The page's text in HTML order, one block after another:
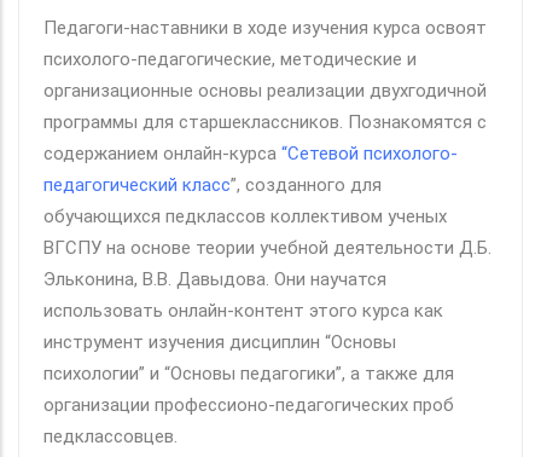
Педагоги-наставники в ходе изучения курса освоят
психолого-педагогические, методические и
организационные основы реализации двухгодичной
программы для старшеклассников. Познакомятся с
содержанием онлайн-курса “Сетевой психолого-
педагогический класс”, созданного для
обучающихся педклассов коллективом ученых
ВГСПУ на основе теории учебной деятельности Д.Б.
Эльконина, В.В. Давыдова. Они научатся
использовать онлайн-контент этого курса как
инструмент изучения дисциплин “Основы
психологии” и “Основы педагогики”, а также для
организации профессионо-педагогических проб
педклассовцев.